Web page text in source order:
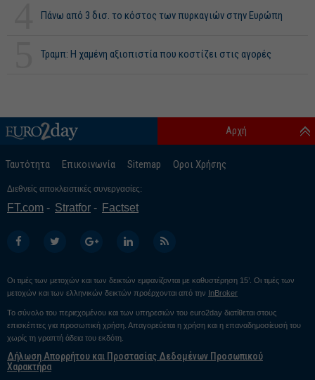
Πάνω από 3 δισ. το κόστος των πυρκαγιών στην Ευρώπη
Τραμπ: Η χαμένη αξιοπιστία που κοστίζει στις αγορές
Ταυτότητα Επικοινωνία Sitemap Οροι Χρήσης
Αρχή
Διεθνείς αποκλειστικές συνεργασίες:
FT.com Stratfor Factset
Οι τιμές των μετοχών και των δεικτών εμφανίζονται με καθυστέρηση 15’. Οι τιμές των
μετοχών και των ελληνικών δεικτών προέρχονται από την InBroker
Το σύνολο του περιεχομένου και των υπηρεσιών του euro2day διατίθεται στους
επισκέπτες για προσωπική χρήση. Απαγορεύεται η χρήση και η επαναδημοσίευσή του
χωρίς τη γραπτή άδεια του εκδότη.
Δήλωση Απορρήτου και Προστασίας Δεδομένων Προσωπικού
Χαρακτήρα